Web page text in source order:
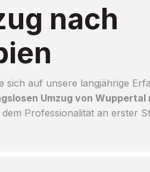
nach
sich auf unsere langjährige
Umzug von Wuppertal
dem Professionalität an erster